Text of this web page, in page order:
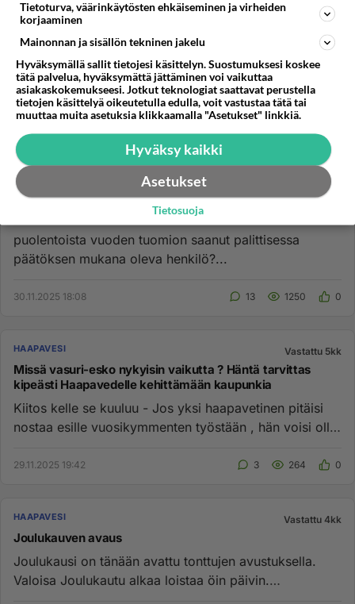
HAAPAVESI Vastattu 5kk
puolentoista vuoden tuomion saanut palittisessa
päätöksen mukana oleva henkilö?...
30.11.2025 18:08 13 1250 0
HAAPAVESI Vastattu 5kk
Missä vasuri-esko nykyisin vaikutta ? Häntä tarvittas
kipeästi Haapavedelle kehittämään kaupunkia
Kiitos kelle se kuuluu - Jos yksi haapavetinen pitäisi
nostaa esille vuosikymmenten työstään , hän voisi olla
29.11.2025 19:42 3 264 0
HAAPAVESI Vastattu 4kk
Joulukauven avaus
Joulukausi on tänään avattu tonttujen avustuksella.
Valoisa Joulukautu alkaa loistaa öin päivin.
Tietoturva, väärinkäytösten ehkäiseminen ja virheiden
korjaaminen
Mainonnan ja sisällön tekninen jakelu
Hyväksymällä sallit tietojesi käsittelyn. Suostumuksesi koskee
tätä palvelua, hyväksymättä jättäminen voi vaikuttaa
asiakaskokemukseesi. Jotkut teknologiat saattavat perustella
tietojen käsittelyä oikeutetulla edulla, voit vastustaa tätä tai
muuttaa muita asetuksia klikkaamalla "Asetukset" linkkiä.
Hyväksy kaikki
Asetukset
Tietosuoja